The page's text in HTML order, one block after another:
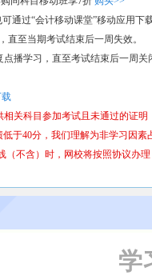
通过“会计移动课堂”移动应用下
至当期考试结束后一周失效。
播学习，直至考试结束后一周
关科目参加考试且未通过的证
，我们理解为非学习因素占
）时，网校将按照协议办理
学